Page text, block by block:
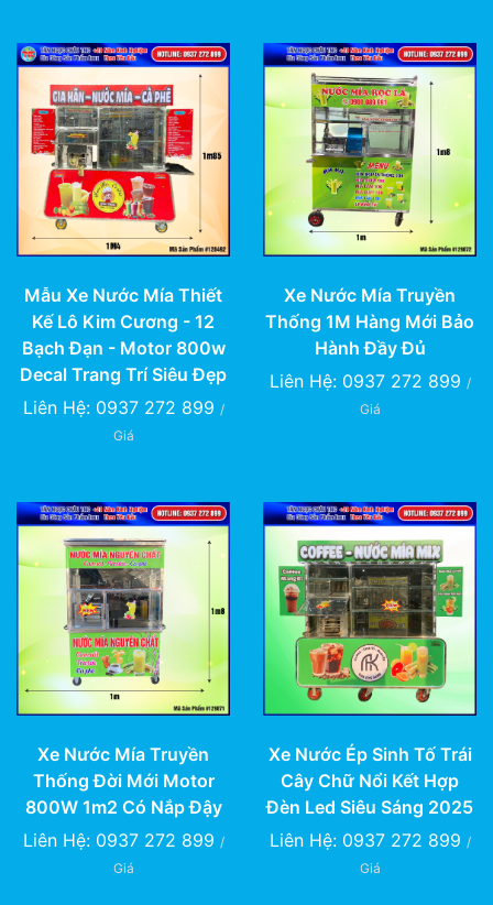
Mẫu Xe Nước Mía Thiết
Kế Lô Kim Cương - 12
Bạch Đạn - Motor 800w
Decal Trang Trí Siêu Đẹp
Liên Hệ: 0937 272 899 /
Giá
Xe Nước Mía Truyền
Thống 1M Hàng Mới Bảo
Hành Đầy Đủ
Liên Hệ: 0937 272 899 /
Giá
Xe Nước Mía Truyền
Thống Đời Mới Motor
800W 1m2 Có Nắp Đậy
Liên Hệ: 0937 272 899 /
Giá
Xe Nước Ép Sinh Tố Trái
Cây Chữ Nổi Kết Hợp
Đèn Led Siêu Sáng 2025
Liên Hệ: 0937 272 899 /
Giá